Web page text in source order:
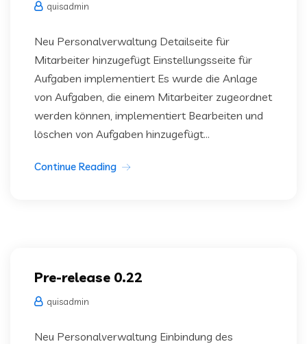
quisadmin
Neu Personalverwaltung Detailseite für
Mitarbeiter hinzugefügt Einstellungsseite für
Aufgaben implementiert Es wurde die Anlage
von Aufgaben, die einem Mitarbeiter zugeordnet
werden können, implementiert Bearbeiten und
löschen von Aufgaben hinzugefügt...
Continue Reading
Pre-release 0.22
quisadmin
Neu Personalverwaltung Einbindung des